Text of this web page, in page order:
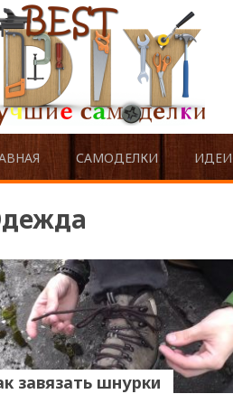
САМОДЕЛКИ ИДЕИ
завязать шнурки